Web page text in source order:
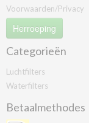
Voorwaarden/Privacy
Herroeping
Categorieën
Luchtfilters
Waterfilters
Betaalmethodes